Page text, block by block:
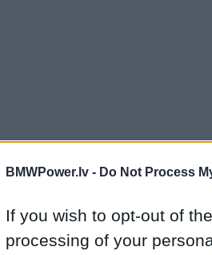
BMWPower.lv - Do Not Process
If you wish to opt-out of
processing of your